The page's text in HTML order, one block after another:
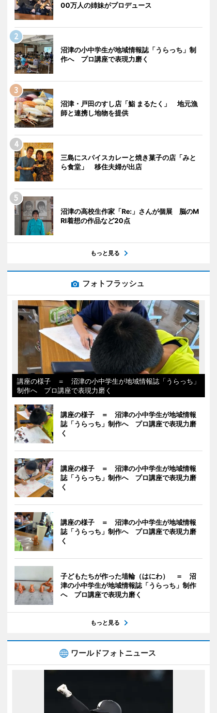
00万人の姉妹がプロデュース
沼津の小中学生が地域情報誌「うらっち」制
作へ プロ講座で表現力磨く
沼津・戸田のすし店「鮨 まるたく」 地元漁
師と連携し地物を提供
三島にスパイスカレーと焼き菓子の店「みと
ら食堂」 移住夫婦が出店
沼津の高校生作家「Re:」さんが個展 脳のM
RI着想の作品など20点
もっと見る
フォトフラッシュ
講座の様子 ＝ 沼津の小中学生が地域情報誌「うらっち」
制作へ プロ講座で表現力磨く
講座の様子 ＝ 沼津の小中学生が地域情報
誌「うらっち」制作へ プロ講座で表現力磨
く
講座の様子 ＝ 沼津の小中学生が地域情報
誌「うらっち」制作へ プロ講座で表現力磨
く
講座の様子 ＝ 沼津の小中学生が地域情報
誌「うらっち」制作へ プロ講座で表現力磨
く
子どもたちが作った埴輪（はにわ） ＝ 沼
津の小中学生が地域情報誌「うらっち」制作
へ プロ講座で表現力磨く
もっと見る
ワールドフォトニュース